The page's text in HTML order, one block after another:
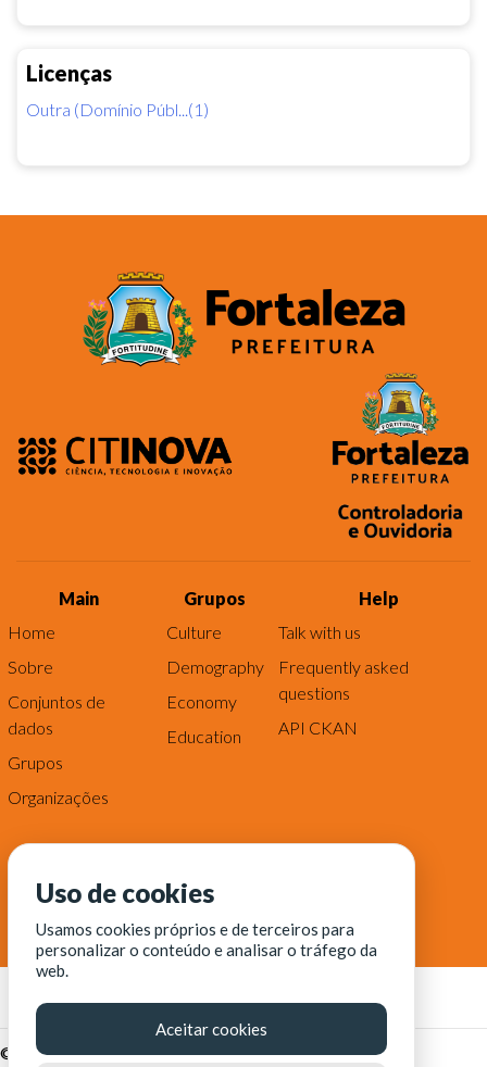
Licenças
Outra (Domínio Públ...(1)
Main
Home
Sobre
Conjuntos de
dados
Grupos
Organizações
Grupos
Culture
Demography
Economy
Education
Help
Talk with us
Frequently asked
questions
API CKAN
© Fortaleza Digital || CITINOVA - Fundação de Ciência,
Uso de cookies
Usamos cookies próprios e de terceiros para
personalizar o conteúdo e analisar o tráfego da
web.
Aceitar cookies